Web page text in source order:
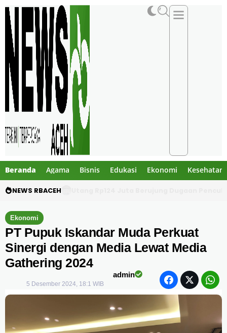
Beranda Agama Bisnis Edukasi Ekonomi Kesehatan
NEWS RBACEH
Ekonomi
PT Pupuk Iskandar Muda Perkuat
Sinergi dengan Media Lewat Media
Gathering 2024
admin
5 Desember 2024, 18:1 WIB